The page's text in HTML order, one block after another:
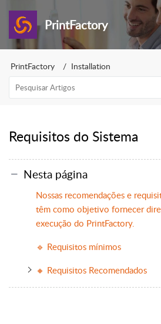
PrintFactory
PrintFactory Installation
Requisitos do Sistema
Nesta página
Nossas recomendações e
têm como objetivo fornecer
execução do PrintFactory.
🔹 Requisitos mínimos
🔸 Requisitos Recomendados